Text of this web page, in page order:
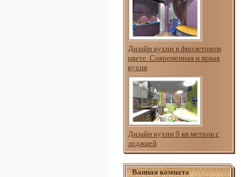
Дизайн кухни в фиолетовом
цвете. Современная и яркая
кухня
Дизайн кухни 9 кв метров с
лоджией
Ванная комната